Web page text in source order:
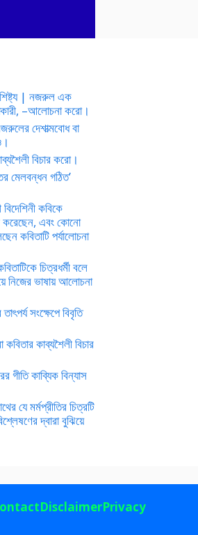
| নজরুল এক
–আলোচনা করো।
দেশাত্মবোধ বা
বিচার করো।
মেলবন্ধন গঠিত’
কবিকে
করেছেন, এবং কোনো
কবিতাটি পর্যালোচনা
চিত্রধর্মী বলে
নিজের ভাষায় আলোচনা
সংক্ষেপে বিবৃতি
কবিতার কাব্যশৈলী বিচার
গীতি কাব্যিক বিন্যাস
যে মর্মপ্রীতির চিত্রটি
দ্বারা বুঝিয়ে
DisclaimerPrivacy